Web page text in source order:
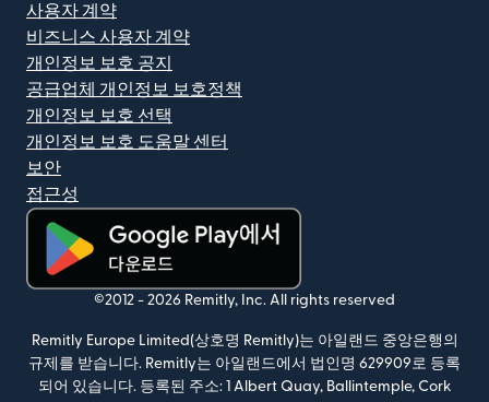
사용자 계약
비즈니스 사용자 계약
개인정보 보호 공지
공급업체 개인정보 보호정책
개인정보 보호 선택
개인정보 보호 도움말 센터
보안
접근성
(새 창에서 열림)
©2012 - 2026 Remitly, Inc. All rights reserved
Remitly Europe Limited(상호명 Remitly)는 아일랜드 중앙은행의
규제를 받습니다. Remitly는 아일랜드에서 법인명 629909로 등록
되어 있습니다. 등록된 주소: 1 Albert Quay, Ballintemple, Cork